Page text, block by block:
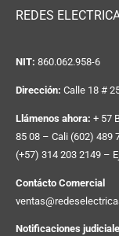
REDES
NIT: 860.062.958-6
Dirección: Calle 18 #
Llámenos ahora: + 57
85 08 – Cali (602) 489
(+57) 314 203 2149 –
Contácto Comercial
Notificaciones